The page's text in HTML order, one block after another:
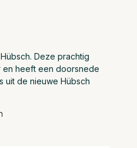
Deze prachtig
en heeft een doorsnede
uit de nieuwe Hübsch